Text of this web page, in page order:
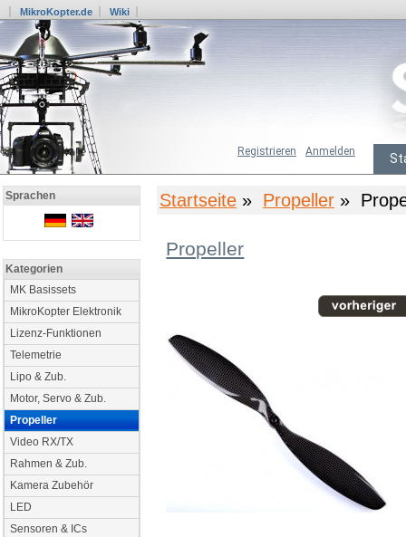
MikroKopter.de Wiki
Anmelden
Registrieren
Sprachen
Kategorien
MK Basissets
MikroKopter Elektronik
Lizenz-Funktionen
Telemetrie
Lipo & Zub.
Motor, Servo & Zub.
Propeller
Video RX/TX
Rahmen & Zub.
Kamera Zubehör
LED
Sensoren & ICs
Startseite » Propeller »
Propeller